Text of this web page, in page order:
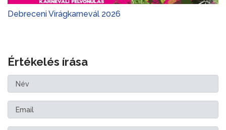
Debreceni Virágkarnevál 2026
Értékelés írása